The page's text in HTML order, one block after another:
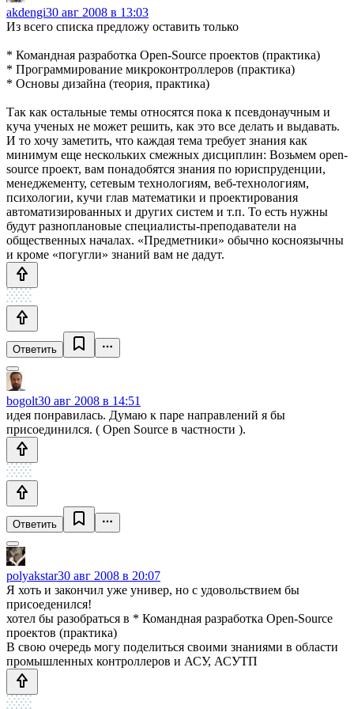
akdengi30 авг 2008 в 13:03
Из всего списка предложу оставить только
* Командная разработка Open-Source проектов (практика)
* Программирование микроконтроллеров (практика)
* Основы дизайна (теория, практика)
Так как остальные темы относятся пока к псевдонаучным и
куча ученых не может решить, как это все делать и выдавать.
И то хочу заметить, что каждая тема требует знания как
минимум еще нескольких смежных дисциплин: Возьмем open-
source проект, вам понадобятся знания по юриспруденции,
менеджементу, сетевым технологиям, веб-технологиям,
психологии, кучи глав математики и проектирования
автоматизированных и других систем и т.п. То есть нужны
будут разноплановые специалисты-преподаватели на
общественных началах. «Предметники» обычно косноязычны
и кроме «погугли» знаний вам не дадут.
Ответить
bogolt30 авг 2008 в 14:51
идея понравилась. Думаю к паре направлений я бы
присоединился. ( Open Source в частности ).
Ответить
polyakstar30 авг 2008 в 20:07
Я хоть и закончил уже универ, но с удовольствием бы
присоеденился!
хотел бы разобраться в * Командная разработка Open-Source
проектов (практика)
В свою очередь могу поделиться своими знаниями в области
промышленных контроллеров и АСУ, АСУТП